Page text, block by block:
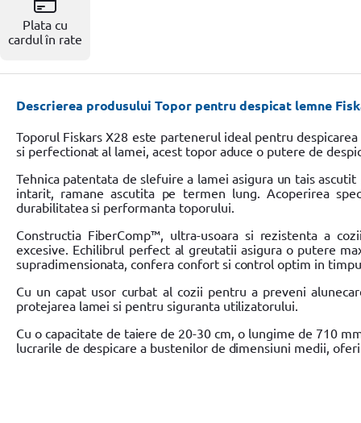
Resigilate
Plata cu
cardul în rate
Descrierea produsului Topor pentru despicat lemne
Toporul Fiskars X28 este partenerul ideal pentru
si perfectionat al lamei, acest topor aduce o putere de
Tehnica patentata de slefuire a lamei asigura un tais
intarit, ramane ascutita pe termen lung. Acoperirea
durabilitatea si performanta toporului.
Constructia FiberComp™, ultra-usoara si rezistenta a
excesive. Echilibrul perfect al greutatii asigura o putere
supradimensionata, confera confort si control optim in
Cu un capat usor curbat al cozii pentru a preveni
protejarea lamei si pentru siguranta utilizatorului.
Cu o capacitate de taiere de 20-30 cm, o lungime de 710
lucrarile de despicare a bustenilor de dimensiuni medii,